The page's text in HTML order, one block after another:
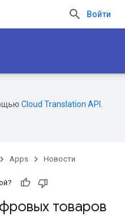
Войти
Cloud Translation API
Apps Новости
товаров